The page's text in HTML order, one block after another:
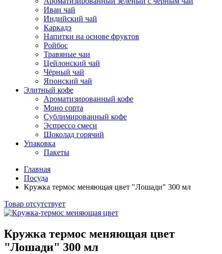
Иван чай
Индийский чай
Каркадэ
Напитки на основе фруктов
Ройбос
Травяные чаи
Цейлонский чай
Чёрный чай
Японский чай
Элитный кофе
Ароматизированный кофе
Моно сорта
Сублимированный кофе
Эспрессо смеси
Шоколад горячий
Упаковка
Пакеты
Главная
Посуда
Кружка термос меняющая цвет "Лошади" 300 мл
Товар отсутствует
Кружка термос меняющая цвет
"Лошади" 300 мл